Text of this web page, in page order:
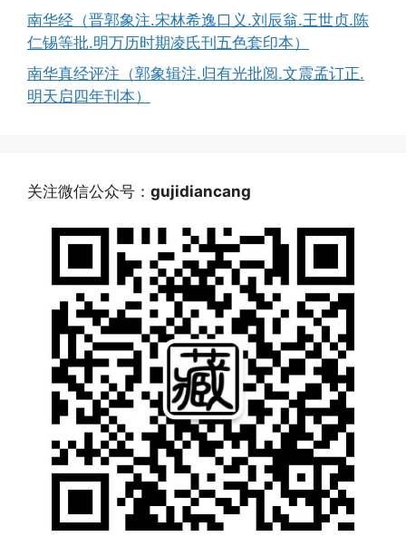
南华经（晋郭象注.宋林希逸口义.刘辰翁.王世贞.陈
仁锡等批.明万历时期凌氏刊五色套印本）
南华真经评注（郭象辑注.归有光批阅.文震孟订正.
明天启四年刊本）
关注微信公众号： gujidiancang